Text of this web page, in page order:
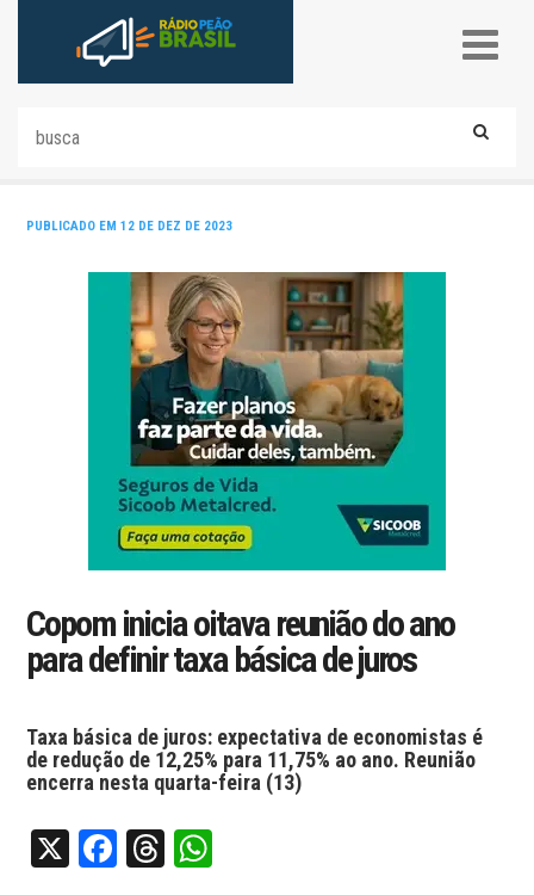
PUBLICADO EM 12 DE DEZ DE 2023
Copom inicia oitava reunião do ano
para definir taxa básica de juros
Taxa básica de juros: expectativa de economistas é
de redução de 12,25% para 11,75% ao ano. Reunião
encerra nesta quarta-feira (13)
X Facebook
Threads